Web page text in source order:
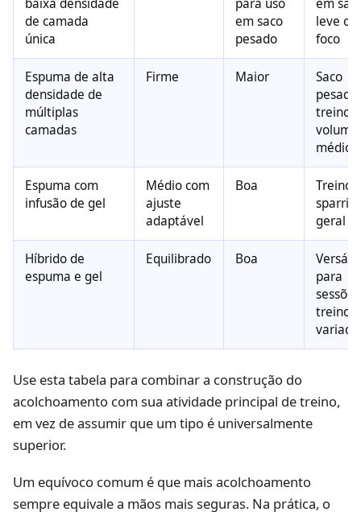
baixa densidade
de camada
única
para uso
em saco
pesado
em
leve ou
foco
Espuma de alta
densidade de
múltiplas
camadas
Firme Maior
Saco
pesado
treino
volume
médio
Espuma com
infusão de gel
Médio com
ajuste
adaptável
Boa
Treino
geral
Híbrido de
espuma e gel
Equilibrado Boa
Versátil
para
treino
Use esta tabela para combinar a construção do
acolchoamento com sua atividade principal de treino,
em vez de assumir que um tipo é universalmente
superior.
Um equívoco comum é que mais acolchoamento
sempre equivale a mãos mais seguras. Na prática, o